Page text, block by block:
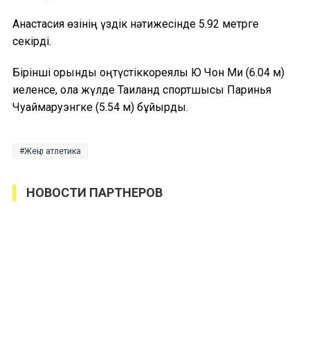
Анастасия өзінің үздік нәтижесінде 5.92 метрге
секірді.
Бірінші орынды оңтүстіккореялық Ю Чон Ми (6.04 м)
иеленсе, қола жүлде Таиланд спортшысы Паринья
Чуаймаруэнгке (5.54 м) бұйырды.
Жеңіл атлетика
НОВОСТИ ПАРТНЕРОВ